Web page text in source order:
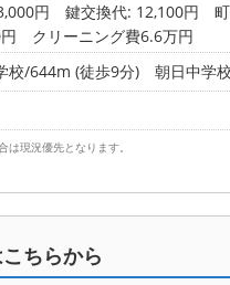
円 鍵交換代: 12,100円
クリーニング費6.6万円
校/644m (徒歩9分) 朝日中学
現況優先となります。
こちらから